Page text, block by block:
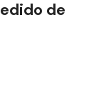
de